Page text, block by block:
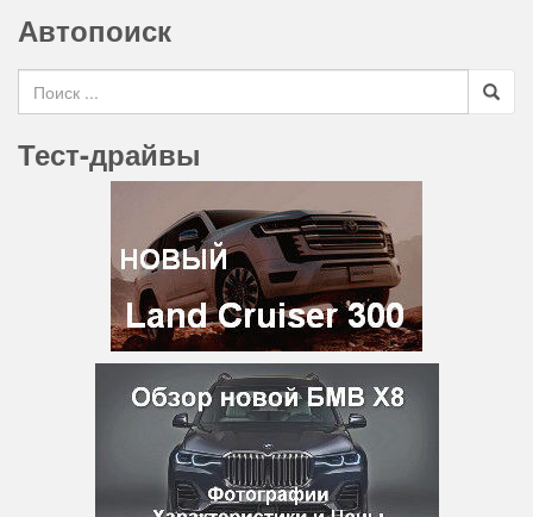
Автопоиск
Search for
Тест-драйвы